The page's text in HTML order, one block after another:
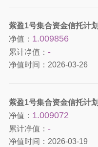
紫盈1号集合资金信托计划
净值： 1.009856
累计净值： -
净值时间： 2026-03-26
紫盈1号集合资金信托计划
净值： 1.009072
累计净值： -
净值时间： 2026-03-19